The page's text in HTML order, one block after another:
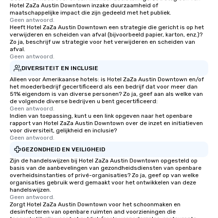
Smacking Foodie Tours, you and your
group members never have to worry
about waiting in line to get into a top
restaurant or being shown to a less
than desirable table. On our tours,
everyone is treated like a VIP with
a special warm welcome personally
from the restaurant chef. Menus can
be printed featuring your logo, too,
which can be an added bonus for all
those Instagram moments you share.
For added ease, we can even arrange
for groups that desire an extra luxe
experience, we can also arrange for
an evening helicopter ride over the
glittering lights of The Strip. A
Memorable Experience for All Lip
Hotel ZaZa Austin Downtown inzake duurzaamheid of
maatschappelijke impact die zijn gedeeld met het publiek.
Geen antwoord.
Heeft Hotel ZaZa Austin Downtown een strategie die gericht is op het
verwijderen en scheiden van afval (bijvoorbeeld papier, karton, enz.)?
Zo ja, beschrijf uw strategie voor het verwijderen en scheiden van
afval.
Geen antwoord.
DIVERSITEIT EN INCLUSIE
Alleen voor Amerikaanse hotels: is Hotel ZaZa Austin Downtown en/of
het moederbedrijf gecertificeerd als een bedrijf dat voor meer dan
51% eigendom is van diverse personen? Zo ja, geef aan als welke van
de volgende diverse bedrijven u bent gecertificeerd:
Geen antwoord.
Indien van toepassing, kunt u een link opgeven naar het openbare
rapport van Hotel ZaZa Austin Downtown over de inzet en initiatieven
voor diversiteit, gelijkheid en inclusie?
Geen antwoord.
GEZONDHEID EN VEILIGHEID
Zijn de handelswijzen bij Hotel ZaZa Austin Downtown opgesteld op
basis van de aanbevelingen van gezondheidsdiensten van openbare
overheidsinstanties of privé-organisaties? Zo ja, geef op van welke
organisaties gebruik werd gemaakt voor het ontwikkelen van deze
handelswijzen.
Geen antwoord.
Zorgt Hotel ZaZa Austin Downtown voor het schoonmaken en
desinfecteren van openbare ruimten and voorzieningen die